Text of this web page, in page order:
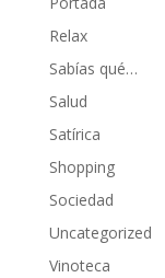
Relax
Sabías qué…
Salud
Satírica
Shopping
Sociedad
Uncategorized
Vinoteca